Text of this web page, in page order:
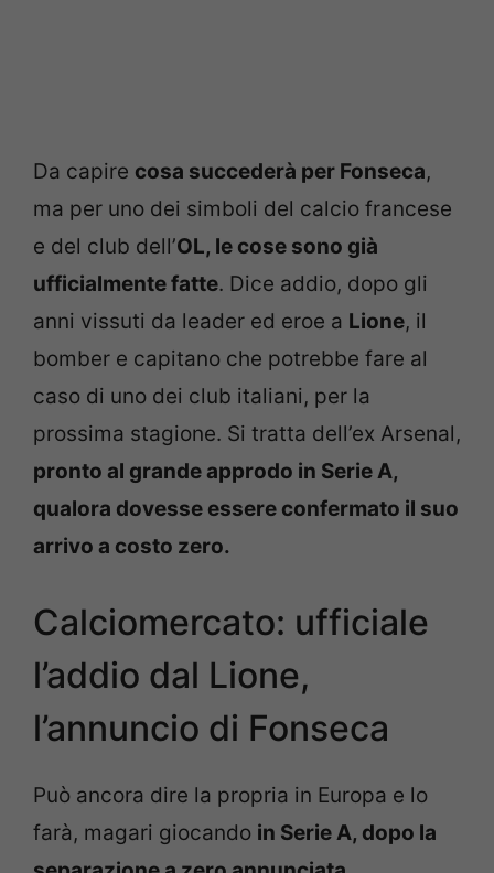
Da capire cosa succederà per Fonseca,
ma per uno dei simboli del calcio francese
e del club dell’OL, le cose sono già
ufficialmente fatte. Dice addio, dopo gli
anni vissuti da leader ed eroe a Lione, il
bomber e capitano che potrebbe fare al
caso di uno dei club italiani, per la
prossima stagione. Si tratta dell’ex Arsenal,
pronto al grande approdo in Serie A,
qualora dovesse essere confermato il suo
arrivo a costo zero.
Calciomercato: ufficiale
l’addio dal Lione,
l’annuncio di Fonseca
Può ancora dire la propria in Europa e lo
farà, magari giocando in Serie A, dopo la